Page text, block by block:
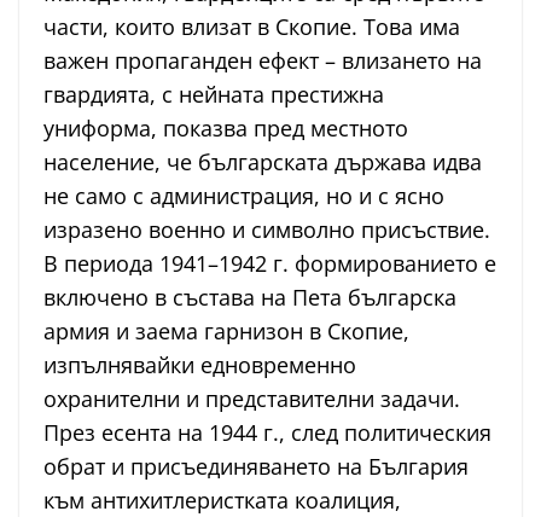
части, които влизат в Скопие. Това има
важен пропаганден ефект – влизането на
гвардията, с нейната престижна
униформа, показва пред местното
население, че българската държава идва
не само с администрация, но и с ясно
изразено военно и символно присъствие.
В периода 1941–1942 г. формированието е
включено в състава на Пета българска
армия и заема гарнизон в Скопие,
изпълнявайки едновременно
охранителни и представителни задачи.
През есента на 1944 г., след политическия
обрат и присъединяването на България
към антихитлеристката коалиция,